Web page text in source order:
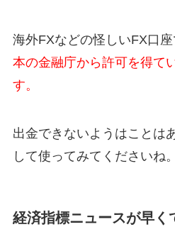
海外FXなどの怪しいFX口座
本の金融庁から許可を得て
す。
出金できないようはことは
して使ってみてくださいね。
経済指標ニュースが早く